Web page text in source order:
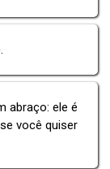
abraço: ele é
você quiser